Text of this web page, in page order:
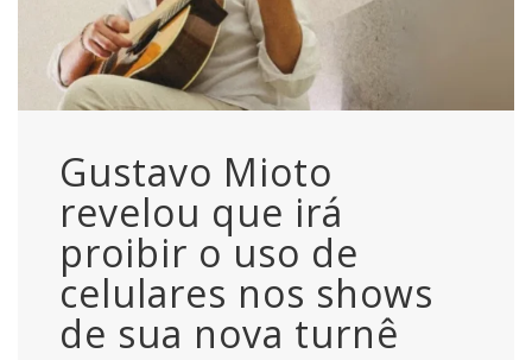
Gustavo Mioto
revelou que irá
proibir o uso de
celulares nos shows
de sua nova turnê